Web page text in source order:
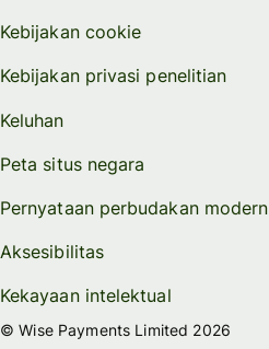
Kebijakan cookie
Kebijakan privasi penelitian
Keluhan
Peta situs negara
Pernyataan perbudakan modern
Aksesibilitas
Kekayaan intelektual
© Wise Payments Limited 2026